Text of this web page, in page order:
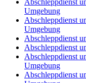
Abschleppdienst
Umgebung
Abschleppdienst
Umgebung
Abschleppdienst
Abschleppdienst
Abschleppdienst
Umgebung
Abschleppdienst